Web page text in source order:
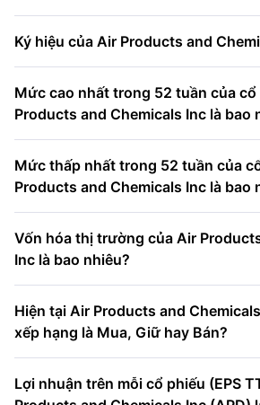
Ký hiệu của Air Products and
Mức cao nhất trong 52 tuần của
Products and Chemicals Inc là bao
Mức thấp nhất trong 52 tuần của
Products and Chemicals Inc là bao
Vốn hóa thị trường của Air
Inc là bao nhiêu?
Hiện tại Air Products and
xếp hạng là Mua, Giữ hay Bán?
Lợi nhuận trên mỗi cổ phiếu (EPS